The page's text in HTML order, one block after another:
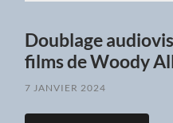
Doublage
films de Woody
7 JANVIER 2024